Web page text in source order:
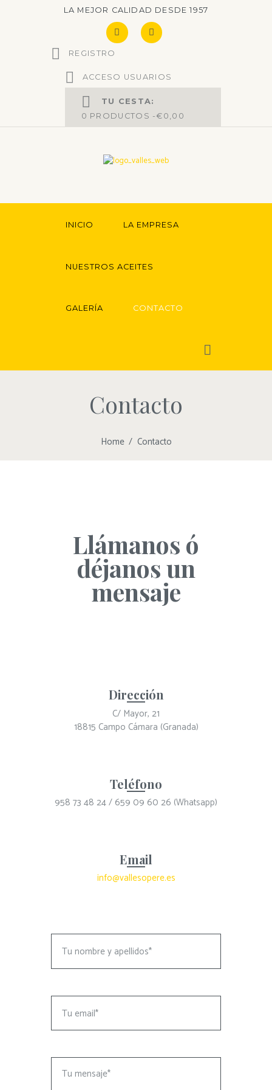
LA MEJOR CALIDAD DESDE 1957
REGISTRO
ACCESO USUARIOS
TU CESTA:
0 PRODUCTOS -€0,00
INICIO LA EMPRESA
NUESTROS ACEITES
GALERÍA CONTACTO
Contacto
Home Contacto
Llámanos ó
déjanos un
mensaje
Dirección
C/ Mayor, 21
18815 Campo Cámara (Granada)
Teléfono
958 73 48 24 / 659 09 60 26 (Whatsapp)
Email
info@vallesopere.es